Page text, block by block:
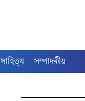
সাহিত্য সম্পাদকীয়